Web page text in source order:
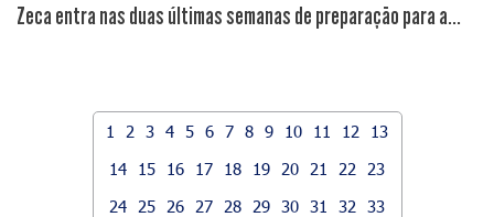
Zeca entra nas duas últimas semanas de preparação para a...
1 2 3 4 5 6 7 8 9 10 11 12
13
14
15 16 17 18 19 20 21 22
23
24
25 26 27 28 29 30 31 32
33